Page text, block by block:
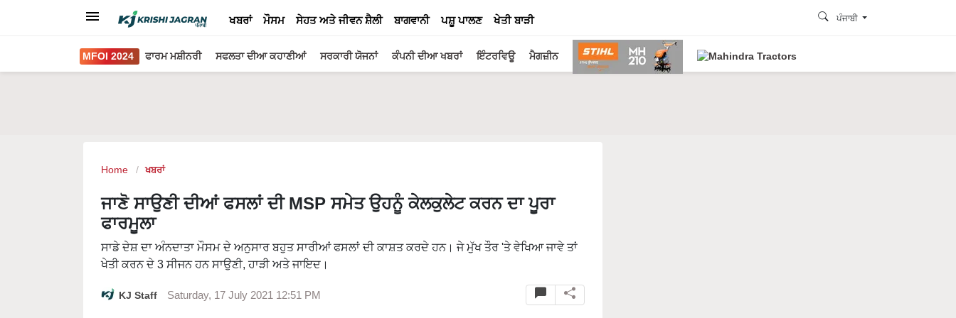
ਖਬਰਾਂ ਮੌਸਮ ਸੇਹਤ ਅਤੇ ਜੀਵਨ ਸ਼ੈਲੀ ਬਾਗਵਾਨੀ ਪਸ਼ੂ ਪਾਲਣ ਖੇਤੀ ਬਾੜੀ ਪੰਜਾਬੀ
MFOI 2024 ਫਾਰਮ ਮਸ਼ੀਨਰੀ ਸਫਲਤਾ ਦੀਆ ਕਹਾਣੀਆਂ ਸਰਕਾਰੀ ਯੋਜਨਾਂ ਕੰਪਨੀ ਦੀਆ ਖਬਰਾਂ ਇੰਟਰਵਿਊ ਮੈਗਜ਼ੀਨ
Home ਖਬਰਾਂ
ਜਾਣੋ ਸਾਉਣੀ ਦੀਆਂ ਫਸਲਾਂ ਦੀ MSP ਸਮੇਤ ਉਹਨੂੰ ਕੇਲਕੁਲੇਟ ਕਰਨ ਦਾ ਪੂਰਾ
ਫਾਰਮੂਲਾ
ਸਾਡੇ ਦੇਸ਼ ਦਾ ਅੰਨਦਾਤਾ ਮੌਸਮ ਦੇ ਅਨੁਸਾਰ ਬਹੁਤ ਸਾਰੀਆਂ ਫਸਲਾਂ ਦੀ ਕਾਸ਼ਤ ਕਰਦੇ ਹਨ। ਜੇ ਮੁੱਖ ਤੌਰ 'ਤੇ ਵੇਖਿਆ ਜਾਵੇ ਤਾਂ
ਖੇਤੀ ਕਰਨ ਦੇ 3 ਸੀਜਨ ਹਨ ਸਾਉਣੀ, ਹਾੜੀ ਅਤੇ ਜਾਇਦ।
KJ Staff Saturday, 17 July 2021 12:51 PM